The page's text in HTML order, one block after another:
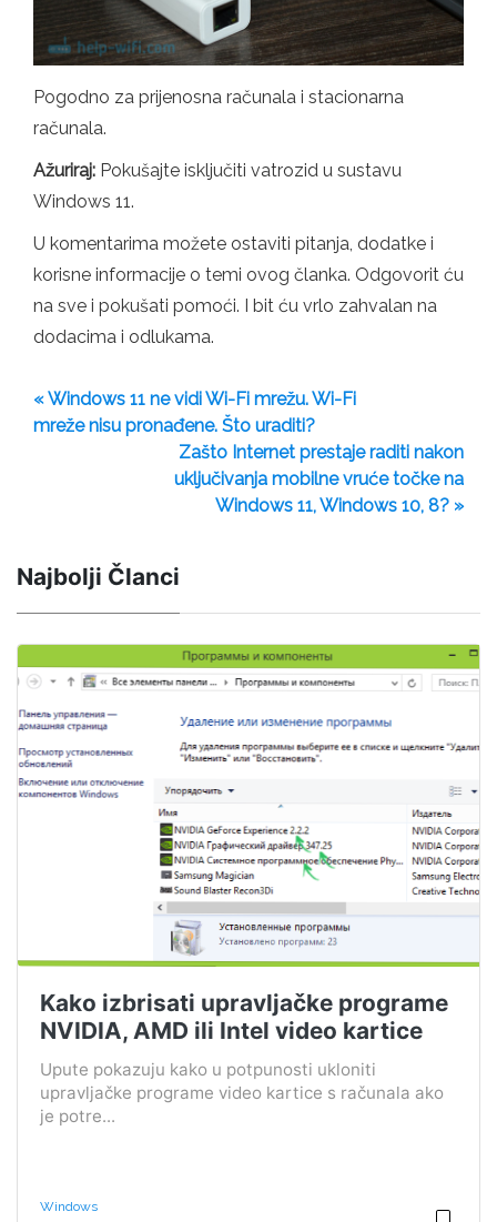
Pogodno za prijenosna računala i stacionarna
računala.
Ažuriraj: Pokušajte isključiti vatrozid u sustavu
Windows 11.
U komentarima možete ostaviti pitanja, dodatke i
korisne informacije o temi ovog članka. Odgovorit ću
na sve i pokušati pomoći. I bit ću vrlo zahvalan na
dodacima i odlukama.
« Windows 11 ne vidi Wi-Fi mrežu. Wi-Fi
mreže nisu pronađene. Što uraditi?
Zašto Internet prestaje raditi nakon
uključivanja mobilne vruće točke na
Windows 11, Windows 10, 8? »
Najbolji Članci
Kako izbrisati upravljačke programe
NVIDIA, AMD ili Intel video kartice
Upute pokazuju kako u potpunosti ukloniti
upravljačke programe video kartice s računala ako
je potre...
Windows